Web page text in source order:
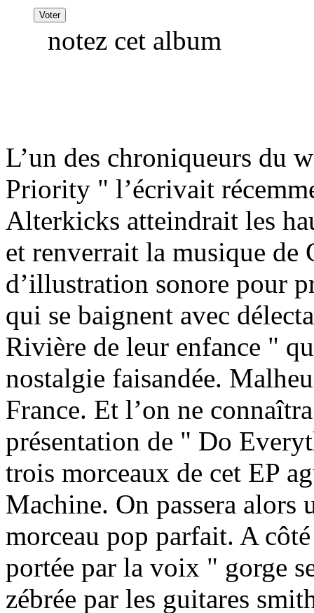
notez cet album
L’un des chroniqueurs du
Priority " l’écrivait
Alterkicks atteindrait les
et renverrait la musique de
d’illustration sonore pour
qui se baignent avec
Rivière de leur enfance "
nostalgie faisandée.
France. Et l’on ne
présentation de " Do
trois morceaux de cet EP
Machine. On passera alors
morceau pop parfait. A
portée par la voix " gorge
zébrée par les guitares